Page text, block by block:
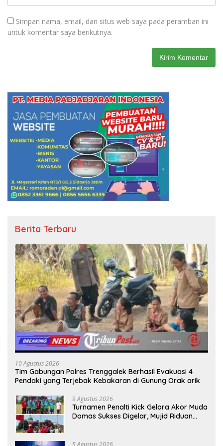
Simpan nama, email, dan situs web saya pada peramban ini
untuk komentar saya berikutnya.
Berita Terbaru
10 Agustus 2026
Tim Gabungan Polres Trenggalek Berhasil Evakuasi 4
Pendaki yang Terjebak Kebakaran di Gunung Orak arik
9 Agustus 2026
Turnamen Penalti Kick Gelora Akor Muda
Domas Sukses Digelar, Mujid Riduan